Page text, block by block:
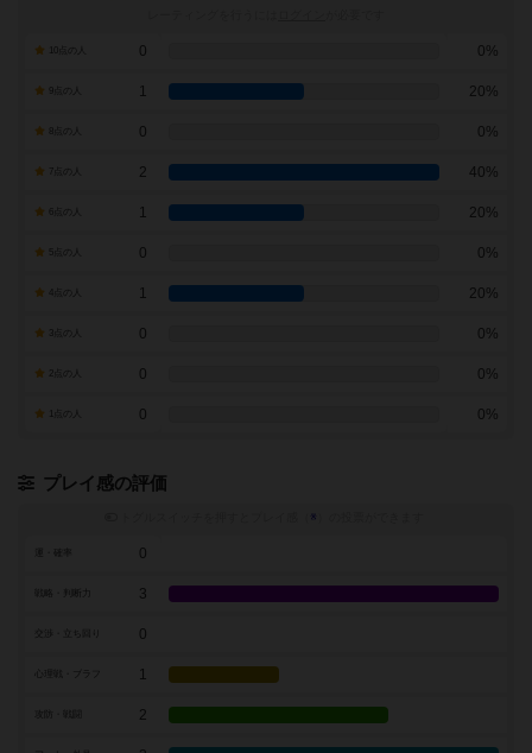
0 0%
1 20%
0 0%
7点の人 2 40%
1 20%
0 0%
1 20%
0 0%
0 0%
0 0%
プレイ感の評価
※
0
戦略・判断力 3
0
1
2